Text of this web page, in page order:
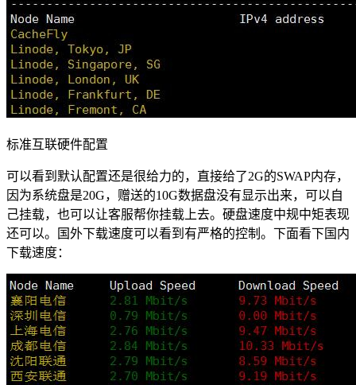
标准互联硬件配置
可以看到默认配置还是很给力的，直接给了2G的SWAP内存，
因为系统盘是20G，赠送的10G数据盘没有显示出来，可以自
己挂载，也可以让客服帮你挂载上去。硬盘速度中规中矩表现
还可以。国外下载速度可以看到有严格的控制。下面看下国内
下载速度：